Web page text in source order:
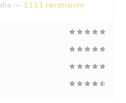
— 1111 recensioni